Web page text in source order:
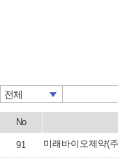
전체
No
91